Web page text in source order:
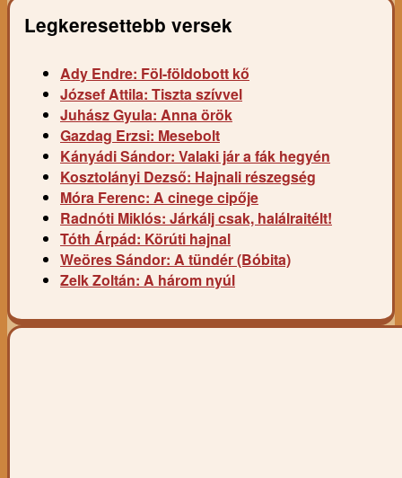
Legkeresettebb versek
Ady Endre: Föl-földobott kő
József Attila: Tiszta szívvel
Juhász Gyula: Anna örök
Gazdag Erzsi: Mesebolt
Kányádi Sándor: Valaki jár a fák hegyén
Kosztolányi Dezső: Hajnali részegség
Móra Ferenc: A cinege cipője
Radnóti Miklós: Járkálj csak, halálraitélt!
Tóth Árpád: Körúti hajnal
Weöres Sándor: A tündér (Bóbita)
Zelk Zoltán: A három nyúl